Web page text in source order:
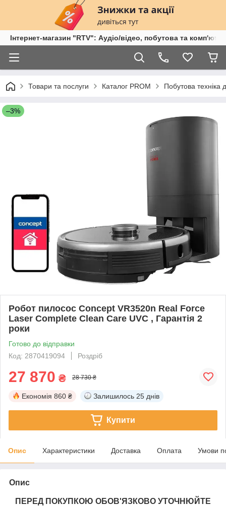
Інтернет-магазин "RTV": Аудіо/відео, побутова та
Товари та послуги Каталог PROM Побутова техніка
–3%
Робот пилосос Concept VR3520n Real Force
Laser Complete Clean Care UVC , Гарантія 2
роки
Готово до відправки
Код: 2870419094
Роздріб
27 870 ₴ 28 730 ₴
Економія 860 ₴ Залишилось 25 днів
Купити
Опис Характеристики Доставка Оплата Умови
Опис
ПЕРЕД ПОКУПКОЮ ОБОВ'ЯЗКОВО УТОЧНЮЙТЕ